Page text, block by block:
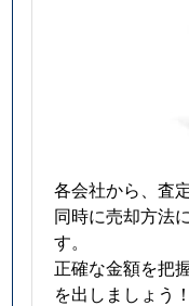
各会社から、査
同時に売却方法
す。
正確な金額を把
を出しましょう！